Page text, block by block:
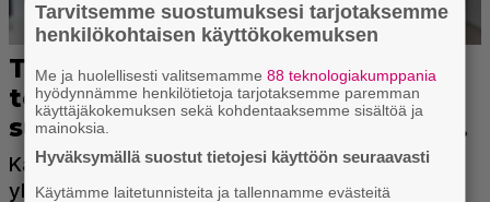
Tarvitsemme suostumuksesi tarjotaksemme
henkilökohtaisen käyttökokemuksen
Me ja huolellisesti valitsemamme88 teknologiakumppania
hyödynnämme henkilötietoja tarjotaksemme paremman
käyttäjäkokemuksen sekä kohdentaaksemme sisältöä ja
mainoksia.
Hyväksymällä suostut tietojesi käyttöön seuraavasti
Käytämme laitetunnisteita ja tallennamme evästeitä